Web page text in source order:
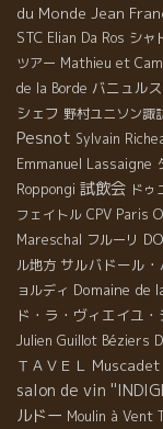
du Monde Jean
STC Elian Da Ros シャ
ツアー Mathieu et
de la Borde バニュルス
シェフ 野村ユニソン諏
Pesnot Sylvain
Emmanuel Lassaigne
Roppongi 試飲会 ドゥ
フェイトル CPV Paris
Mareschal フルーリ
ル地方 サルバドール
ョルディ Domaine de
ド・ラ・ヴィエイユ
Julien Guillot Béziers
ＴＡＶＥＬ Muscadet
salon de vin
ルドー Moulin à Vent